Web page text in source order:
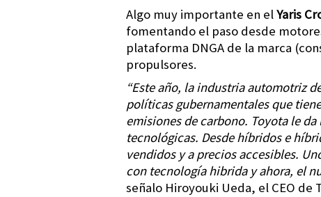
Algo muy importante en elYaris
fomentando el paso desde
plataforma DNGA de la marca
propulsores.
“Este año, la industria automotriz
políticas gubernamentales que
emisiones de carbono. Toyota le
tecnológicas. Desde híbridos e
vendidos y a precios accesibles.
con tecnología hibrida y ahora, el
señalo Hiroyouki Ueda, el CEO de